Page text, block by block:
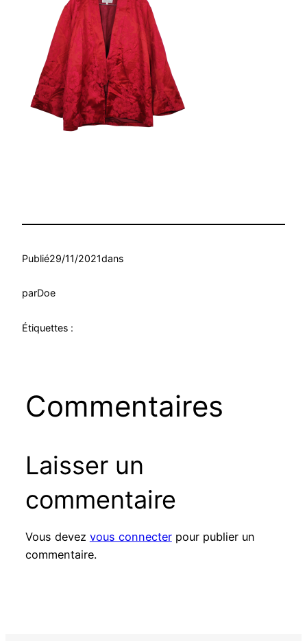
Publié29/11/2021dans
parDoe
Étiquettes :
Commentaires
Laisser un
commentaire
Vous devez vous connecterpour publier un
commentaire.